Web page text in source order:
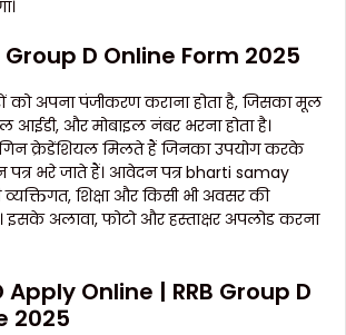
Group D Online Form 2025
को अपना पंजीकरण कराना होता है, जिसका मूल
आईडी, और मोबाइल नंबर भरना होता है।
क्रेडेंशियल मिलते हैं जिनका उपयोग करके
पत्र भरे जाते हैं। आवेदन पत्र bharti samay
व्यक्तिगत, शिक्षा और किसी भी अवसर की
इसके अलावा, फोटो और हस्ताक्षर अपलोड करना
Apply Online | RRB Group D
2025